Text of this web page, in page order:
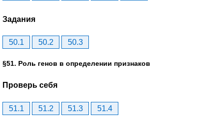
Задания
50.1 50.2 50.3
§51. Роль генов в определении признаков
Проверь себя
51.1 51.2 51.3 51.4